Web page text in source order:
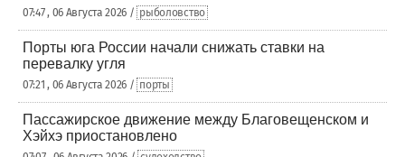
07:47 , 06 Августа 2026 / рыболовство
Порты юга России начали снижать ставки на
перевалку угля
07:21 , 06 Августа 2026 / порты
Пассажирское движение между Благовещенском и
Хэйхэ приостановлено